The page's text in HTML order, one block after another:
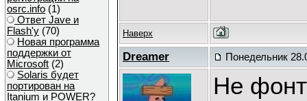
osrc.info (1)
Ответ Javе и
Flash'у (70)
Новая программа
поддержки от
Microsoft (2)
Solaris будет
портирован на
Itanium и POWER?
Наверх
Dreamer Понедельник
Не